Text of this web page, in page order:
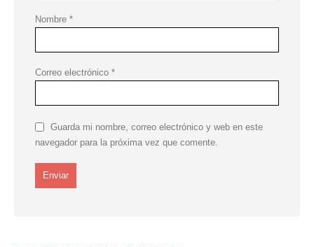
Nombre *
Correo electrónico *
Guarda mi nombre, correo electrónico y web en este
navegador para la próxima vez que comente.